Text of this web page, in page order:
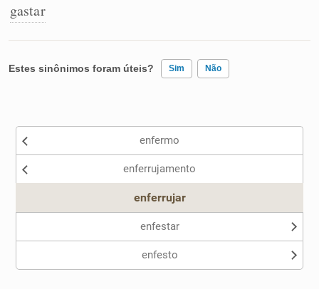
Caça-palavras
gastar
Estes sinônimos foram úteis? Sim Não
Nenhum dos sinônimos apresentados me ajudou
enfermo
enferrujamento
enferrujar
enfestar
enfesto